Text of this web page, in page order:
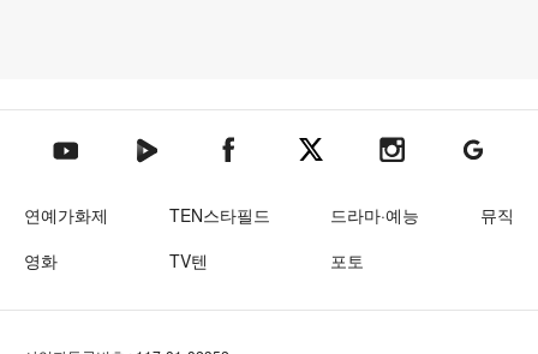
텐아시아 유튜브텐아시아 네이버TV텐아시아 페이스북텐아시아 엑스텐아시아 인스타그램
텐아시아
연예가화제 TEN스타필드 드라마·예능
뮤직
영화
TV텐 포토